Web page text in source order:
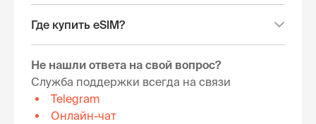
Где купить eSIM?
Не нашли ответа на свой вопрос?
Служба поддержки всегда на связи
Telegram
Онлайн-чат